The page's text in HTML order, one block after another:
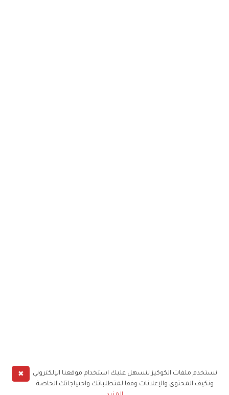
✖
نستخدم ملفات الكوكيز لنسهل عليك استخدام موقعنا الإلكتروني
ونكيف المحتوى والإعلانات وفقا لمتطلباتك واحتياجاتك الخاصة